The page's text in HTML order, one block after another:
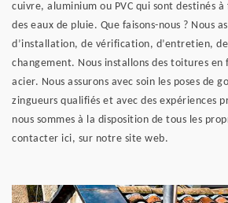
cuivre, aluminium ou PVC qui sont destinés
des eaux de pluie. Que faisons-nous ? Nous
d’installation, de vérification, d’entretien,
changement. Nous installons des toitures en
acier. Nous assurons avec soin les poses de
zingueurs qualifiés et avec des expériences
nous sommes à la disposition de tous les
contacter ici, sur notre site web.